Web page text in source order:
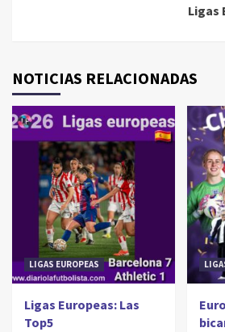
Ligas
NOTICIAS RELACIONADAS
LIGAS EUROPEAS
Ligas Europeas: Las
Top5